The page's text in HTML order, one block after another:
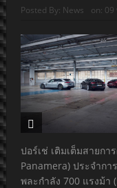
Posted By: News on: 09
ปอร์เช่ เติมเต็มสายกา
Panamera) ประจำก
พละกำลัง 700 แรงม้า